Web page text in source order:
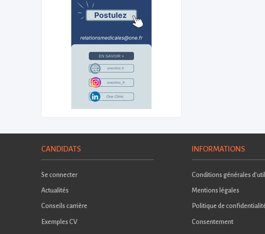
CANDIDATS
Se connecter
Actualités
Conseils carrière
Exemples CV
INFORMATIONS
Conditions générales
Mentions légales
Politique de
Consentement